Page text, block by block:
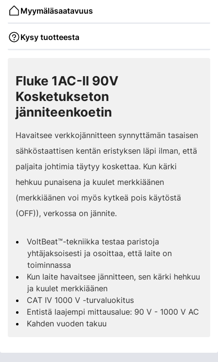
Myymäläsaatavuus
Kysy tuotteesta
Fluke 1AC-II 90V
Kosketukseton
jänniteenkoetin
Havaitsee verkkojännitteen synnyttämän tasaisen
sähköstaattisen kentän eristyksen läpi ilman, että
paljaita johtimia täytyy koskettaa. Kun kärki
hehkuu punaisena ja kuulet merkkiäänen
(merkkiäänen voi myös kytkeä pois käytöstä
(OFF)), verkossa on jännite.
VoltBeat™-tekniikka testaa paristoja
yhtäjaksoisesti ja osoittaa, että laite on
toiminnassa
Kun laite havaitsee jännitteen, sen kärki hehkuu
ja kuulet merkkiäänen
CAT IV 1000 V -turvaluokitus
Entistä laajempi mittausalue: 90 V - 1000 V AC
Kahden vuoden takuu